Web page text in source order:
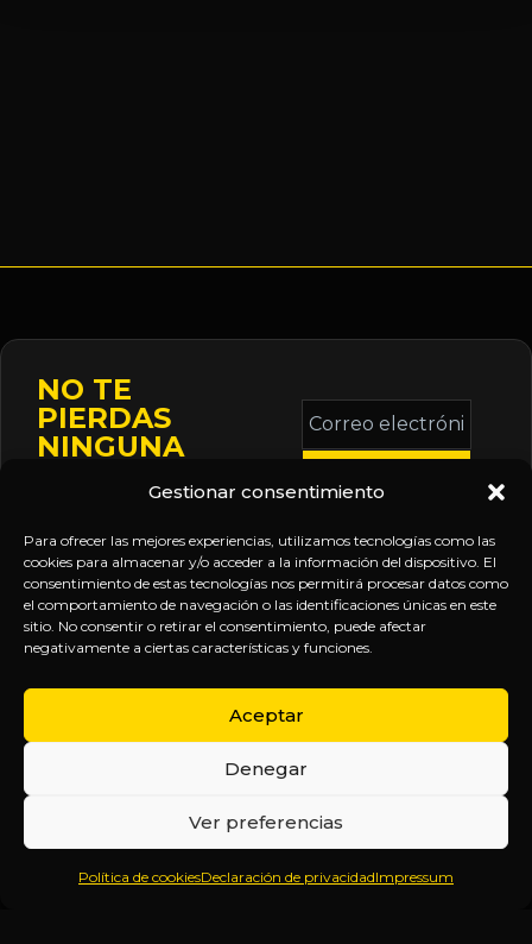
Gestionar consentimiento
Para ofrecer las mejores experiencias, utilizamos tecnologías como las
cookies para almacenar y/o acceder a la información del dispositivo. El
consentimiento de estas tecnologías nos permitirá procesar datos como
el comportamiento de navegación o las identificaciones únicas en este
sitio. No consentir o retirar el consentimiento, puede afectar
negativamente a ciertas características y funciones.
Aceptar
Denegar
Ver preferencias
Política de cookiesDeclaración de privacidadImpressum
NO TE
PIERDAS
NINGUNA
Mantente informado
sobre la agenda de
eventos, nuevas
publicaciones y
actualizaciones de tu
suscripción.
Correo
electrónico
*
Inicio
Sobre
Política
de
SÍGUENOS